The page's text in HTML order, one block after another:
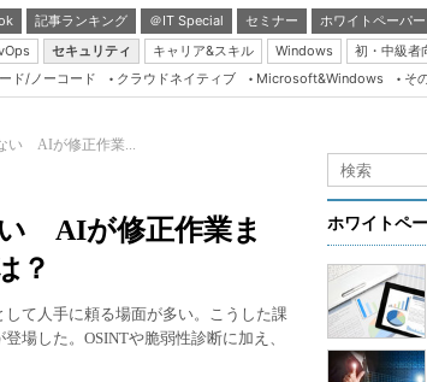
記事ランキング ＠IT Special セミナー
ホワイトペーパー
セキュリティ キャリア&スキル Windows 初・中級者
Server & Storage
Java Agile
Database Expert
Linux ＆ OSS
Master of IP Network
ド/ノーコード クラウドネイティブ Microsoft&Windows そ
い AIが修正作業...
AIが修正作業ま
？
て人手に頼る場面が多い。こうした課
場した。OSINTや脆弱性診断に加え、
ホワイトペ